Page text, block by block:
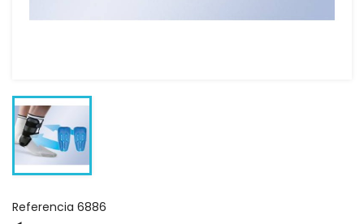
Referencia 6886